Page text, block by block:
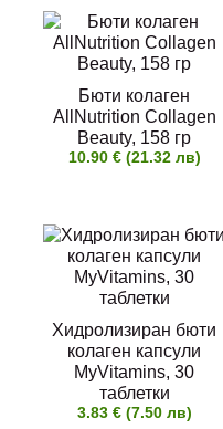
Бюти колаген
AllNutrition Collagen
Beauty, 158 гр
10.90 € (21.32 лв)
Хидролизиран бюти
колаген капсули
MyVitamins, 30
таблетки
3.83 € (7.50 лв)